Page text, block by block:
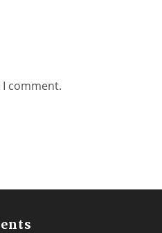
comment.